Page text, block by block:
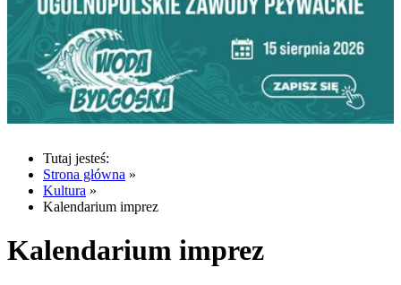
Tutaj jesteś:
Strona główna »
Kultura »
Kalendarium imprez
Kalendarium imprez